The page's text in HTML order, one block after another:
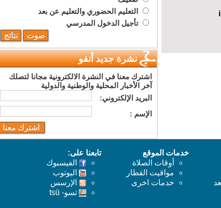
التعليم الحضوري والتعليم عن بعد
تأجيل الدخول المدرسي
نشرة جديد أنفو
اشترك معنا في النشرة الالكترونية مجانا لتصلك
آخر الأخبار المحلية والوطنية والدولية
البريد اﻹلكتروني:
اﻹسم :
خدمات الموقع
أوقات الصلاة
مواقيت القطار
خدمات اخرى
تابعنا على:
الفيسبوك
اليوتوب
اﻹرسس
تسو- tsū